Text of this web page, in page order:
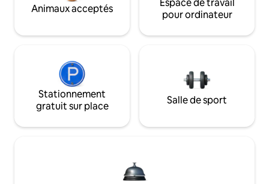
Animaux acceptés
Espace de travail
pour ordinateur
Stationnement
gratuit sur place
Salle de sport